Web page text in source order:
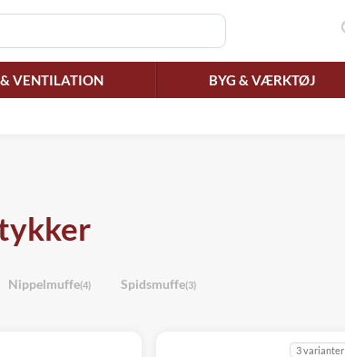
VENTILATION BYG & VÆRKTØJ
Nippelmuffe(4) Spidsmuffe(3)
3 varianter